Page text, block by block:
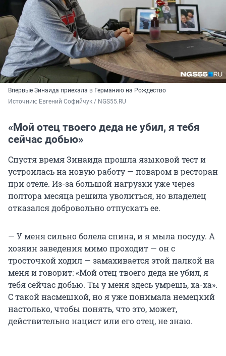
Впервые Зинаида приехала в Германию на Рождество
Источник: Евгений Софийчук / NGS55.RU
«Мой отец твоего деда не убил, я тебя
сейчас добью»
Спустя время Зинаида прошла языковой тест и
устроилась на новую работу — поваром в ресторан
при отеле. Из-за большой нагрузки уже через
полтора месяца решила уволиться, но владелец
отказался добровольно отпускать ее.
— У меня сильно болела спина, и я мыла посуду. А
хозяин заведения мимо проходит — он с
тросточкой ходил — замахивается этой палкой на
меня и говорит: «Мой отец твоего деда не убил, я
тебя сейчас добью. Ты у меня здесь умрешь, ха-ха».
С такой насмешкой, но я уже понимала немецкий
настолько, чтобы понять, что это, может,
действительно нацист или его отец, не знаю.